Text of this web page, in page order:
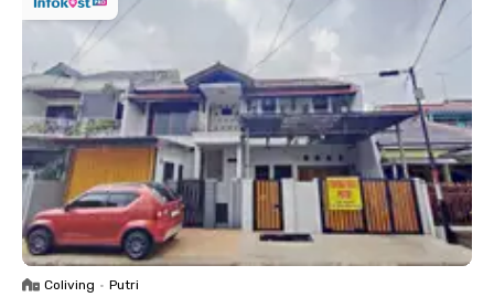
Coliving • Putri